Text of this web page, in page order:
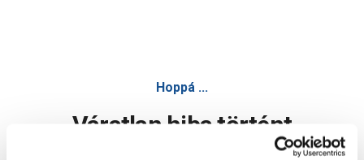
Hoppá ...
Váratlan hiba történt